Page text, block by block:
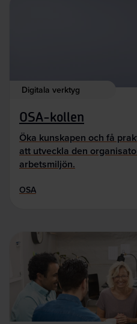
Digitala verktyg
OSA-kollen
Öka kunskapen och få
att utveckla den
arbetsmiljön.
OSA